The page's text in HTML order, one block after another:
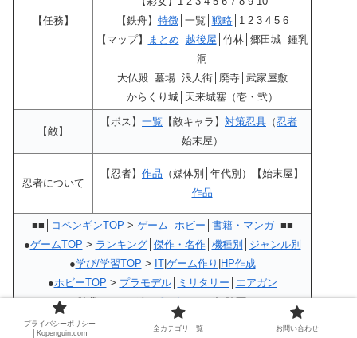
【任務】
【鉄舟】 特徴│一覧│ 戦略│1 2 3 4 5 6
【マップ】
まとめ 越後屋 │竹林│郷田城│鍾乳
洞
大仏殿│墓場│浪人街│廃寺│武家屋敷
からくり城│天来城塞（壱・弐）
【敵】
【ボス】 一覧 【敵キャラ】 対策忍具 （ 忍者
始末屋）
忍者について
【忍者】 作品 （媒体別│年代別）【始末屋】
作品
■■│ コペンギンTOP > ゲーム ホビー 書籍・マンガ│■■
●ゲームTOP > ランキング│ 傑作・名作│ 機種別
ジャンル別
●学び/学習TOP > IT|ゲーム作り |HP作成
●ホビーTOP > プラモデル│ ミリタリー
エアガン
●映像＞アニメ(ロボットアニメ)│映画│
●書籍・マンガ ゲーム雑誌
プライバシーポリシー
│Kopenguin.com
全カテゴリ一覧 お問い合わせ